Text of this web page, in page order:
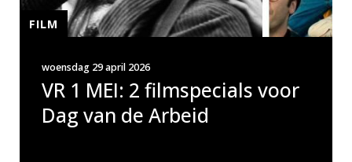
VR 1 MEI: 2 filmspecials voor
Dag van de Arbeid
woensdag 29 april 2026
FILM